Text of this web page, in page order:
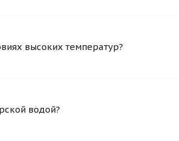
высоких температур?
водой?